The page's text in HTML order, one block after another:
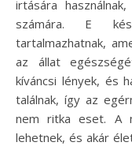
irtására
számára. E
tartalmazhatnak,
az állat
kíváncsi lények, és
találnak, így az
nem ritka eset. A
lehetnek, és akár